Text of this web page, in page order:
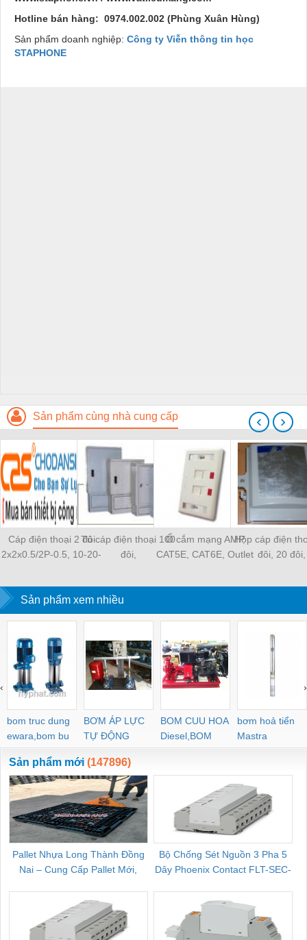
Hotline bán hàng: 0974.002.002 (Phùng Xuân Hùng)
Sản phẩm doanh nghiệp: Công ty Viễn thông tin học
STAPHONE
Sản phẩm cùng nhà cung cấp
Cáp điện thoại 2 đôi
2x2x0.5/2P-0.5, 10-20-
Tủ cáp điện thoại 100
đôi,
đôi POSTEF
Ổ cắm mạng AMP
CAT5E, CAT6E, Outlet
Hộp cáp điện
đôi, 20 đôi,
POSTEF
‹ ›
Sản phẩm xem nhiều
bom truc dung
ewara,bom bu
ewara
BƠM ÁP LỰC
TỰ ĐỘNG
BOM CUU HOA
Diesel,BOM
CHUA CHAY
bơm hoả tiển
Mastra
‹ ›
Sản phẩm mới (147896)
Pallet Nhựa Long Thành Đồng
Nai – Cung Cấp Pallet Mới,
Bộ Chống Sét Nguồn 3 Pha 5
Dây Phoenix Contact FLT-SEC-